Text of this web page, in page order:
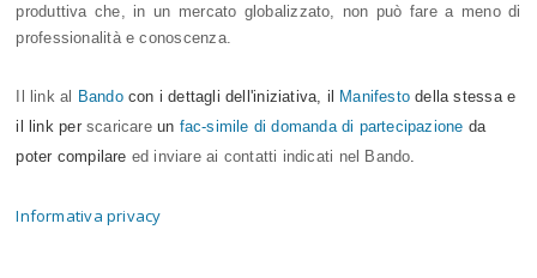
produttiva che, in un mercato globalizzato, non può fare a meno di
professionalità e conoscenza.
Il link al Bando con i dettagli dell'iniziativa, il Manifestodella stessa e
il link per scaricareun fac-simile di domanda di partecipazione da
poter compilare ed inviare ai contatti indicati nel Bando
Informativa privacy